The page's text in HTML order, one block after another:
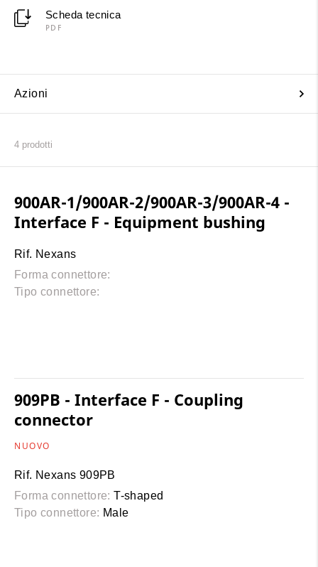
Scheda tecnica
PDF
Azioni
4 prodotti
900AR-1/900AR-2/900AR-3/900AR-4 -
Interface F - Equipment bushing
Rif. Nexans
Forma connettore:
Tipo connettore:
909PB - Interface F - Coupling
connector
NUOVO
Rif. Nexans 909PB
Forma connettore: T-shaped
Tipo connettore: Male